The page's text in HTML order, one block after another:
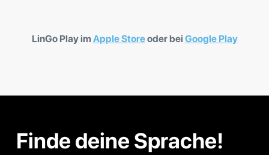
LinGo Play im Apple Storeoder bei Google Play
Finde deine Sprache!